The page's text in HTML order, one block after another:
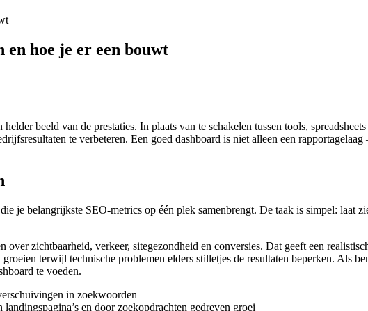
en hoe je er een bouwt
beeld van de prestaties. In plaats van te schakelen tussen tools,
te verbeteren. Een goed dashboard is niet alleen een
je belangrijkste SEO-metrics op één plek samenbrengt. De taak is simpel: laat
over zichtbaarheid, verkeer, sitegezondheid en conversies. Dat geeft een
groeien terwijl technische problemen elders stilletjes de resultaten beperken. Als
te voeden.
in zoekwoorden
landingspagina’s en door zoekopdrachten gedreven groei